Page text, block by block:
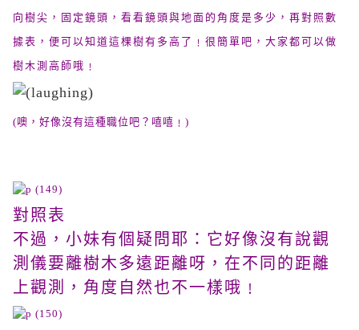
向樹尖，固定鏡頭，看看鏡頭與地面的角度是多少，再對照數
據表，便可以知道這棵樹有多高了﹗很簡單吧，大家都可以做
樹木測高師哦﹗
(噢，好像沒有這種職位吧？嘻嘻﹗)
對照表
不過，小妹有個疑問耶：它好像沒有說觀
測儀要離樹木多遠距離呀，在不同的距離
上觀測，角度自然也不一樣哦﹗